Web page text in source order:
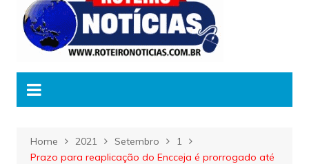
Home 2021 Setembro
1
Prazo para reaplicação do Encceja é prorrogado até